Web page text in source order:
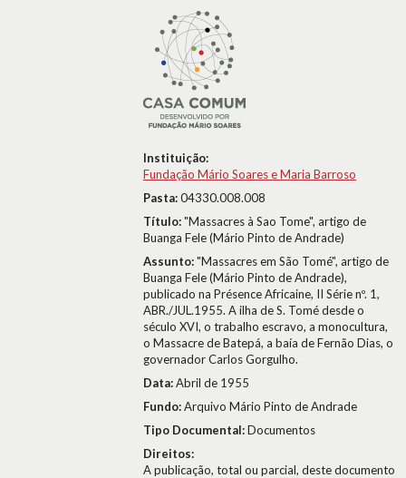
Instituição:
Fundação Mário Soares e Maria Barroso
Pasta:04330.008.008
Título:"Massacres à Sao Tome", artigo de
Buanga Fele (Mário Pinto de Andrade)
Assunto:"Massacres em São Tomé", artigo de
Buanga Fele (Mário Pinto de Andrade),
publicado na Présence Africaine, II Série nº. 1,
ABR./JUL.1955. A ilha de S. Tomé desde o
século XVI, o trabalho escravo, a monocultura,
o Massacre de Batepá, a baía de Fernão Dias, o
governador Carlos Gorgulho.
Data:Abril de 1955
Fundo:Arquivo Mário Pinto de Andrade
Tipo Documental:Documentos
Direitos:
A publicação, total ou parcial, deste documento